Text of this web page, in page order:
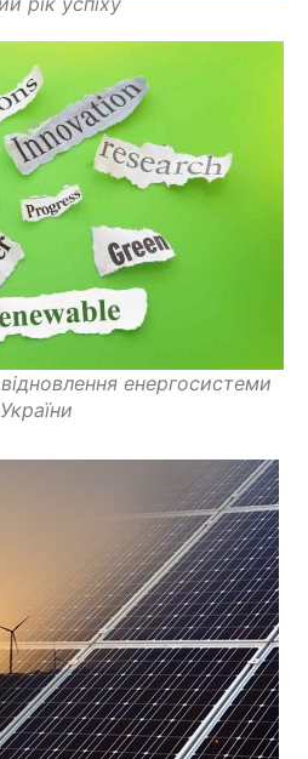
енергосистеми
України